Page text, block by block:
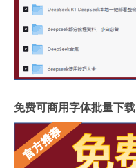
免费可商用字体批量下载